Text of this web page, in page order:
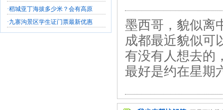
·稻城亚丁海拔多少米？会有高原
·九寨沟景区学生证门票最新优惠
墨西哥，貌似离
成都最近貌似可
有没有人想去的
最好是约在星期